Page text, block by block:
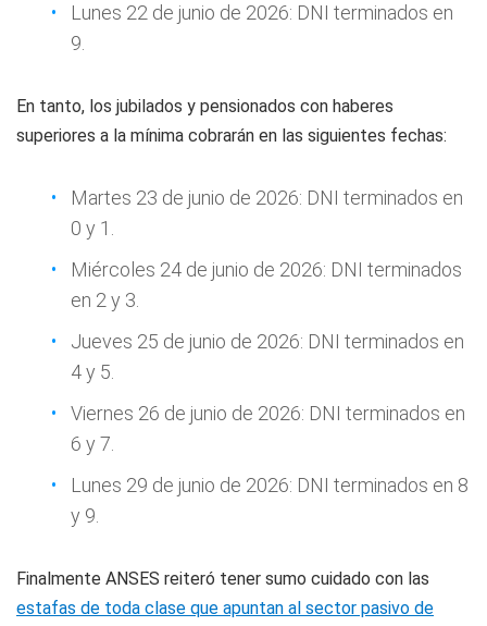
Lunes 22 de junio de 2026: DNI terminados en
9.
En tanto, los jubilados y pensionados con haberes
superiores a la mínima cobrarán en las siguientes fechas:
Martes 23 de junio de 2026: DNI terminados en
0 y 1.
Miércoles 24 de junio de 2026: DNI terminados
en 2 y 3.
Jueves 25 de junio de 2026: DNI terminados en
4 y 5.
Viernes 26 de junio de 2026: DNI terminados en
6 y 7.
Lunes 29 de junio de 2026: DNI terminados en 8
y 9.
Finalmente ANSES reiteró tener sumo cuidado con las
estafas de toda clase que apuntan al sector pasivo de